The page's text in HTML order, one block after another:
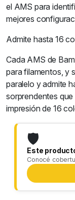
el AMS para
mejores
Admite hasta 16
Cada AMS de
para filamentos, y
paralelo y admite
sorprendentes
impresión de 16
🛡️
Este
Conocé